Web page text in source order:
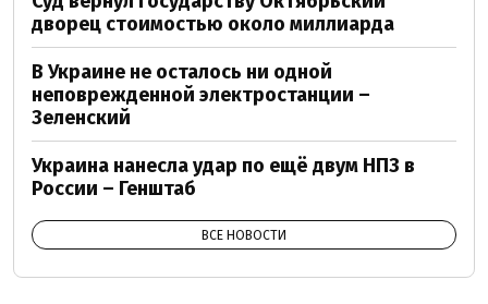
дворец стоимостью около миллиарда
В Украине не осталось ни одной
неповрежденной электростанции –
Зеленский
Украина нанесла удар по ещё двум НПЗ в
России – Генштаб
ВСЕ НОВОСТИ